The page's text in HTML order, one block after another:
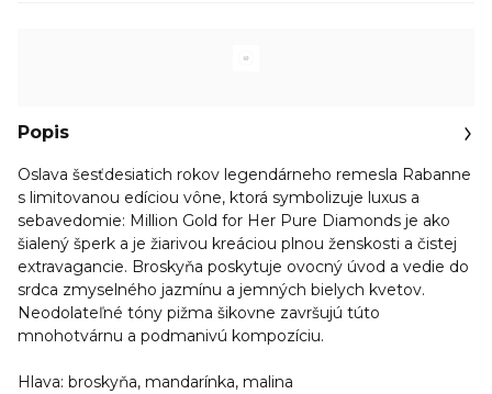
Popis
Oslava šesťdesiatich rokov legendárneho remesla Rabanne
s limitovanou edíciou vône, ktorá symbolizuje luxus a
sebavedomie: Million Gold for Her Pure Diamonds je ako
šialený šperk a je žiarivou kreáciou plnou ženskosti a čistej
extravagancie. Broskyňa poskytuje ovocný úvod a vedie do
srdca zmyselného jazmínu a jemných bielych kvetov.
Neodolateľné tóny pižma šikovne završujú túto
mnohotvárnu a podmanivú kompozíciu.
Hlava: broskyňa, mandarínka, malina